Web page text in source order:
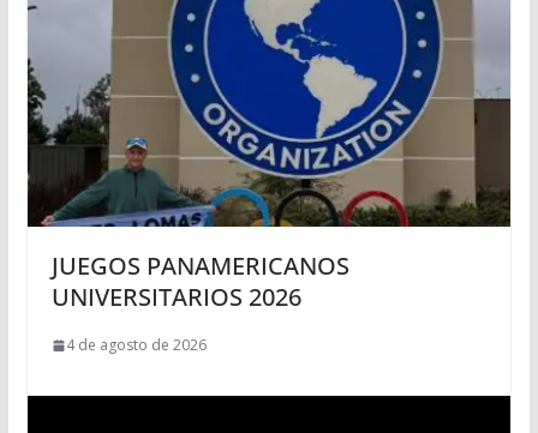
JUEGOS PANAMERICANOS
UNIVERSITARIOS 2026
4 de agosto de 2026